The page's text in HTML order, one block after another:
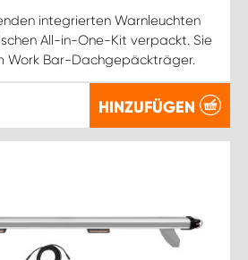
integrierten Warnleuchten
All-in-One-Kit verpackt. Sie
Work Bar-Dachgepäckträger.
HINZUFÜGEN